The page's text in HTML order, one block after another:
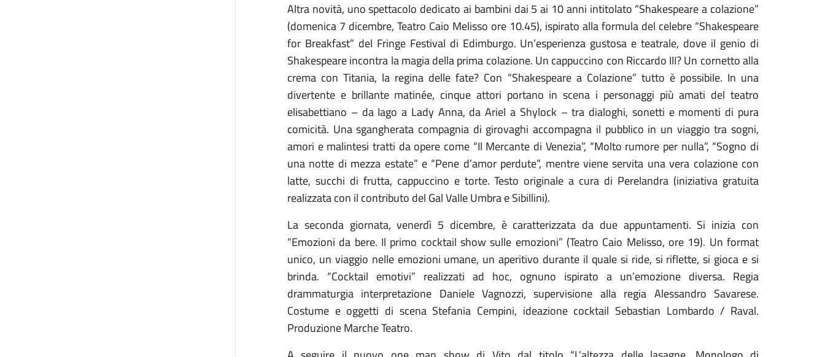
Altra novità, uno spettacolo dedicato ai bambini dai 5 ai 10 anni intitolato “Shakespeare a colazione”
(domenica 7 dicembre, Teatro Caio Melisso ore 10.45), ispirato alla formula del celebre “Shakespeare
for Breakfast” del Fringe Festival di Edimburgo. Un’esperienza gustosa e teatrale, dove il genio di
Shakespeare incontra la magia della prima colazione. Un cappuccino con Riccardo III? Un cornetto alla
crema con Titania, la regina delle fate? Con “Shakespeare a Colazione” tutto è possibile. In una
divertente e brillante matinée, cinque attori portano in scena i personaggi più amati del teatro
elisabettiano – da Iago a Lady Anna, da Ariel a Shylock – tra dialoghi, sonetti e momenti di pura
comicità. Una sgangherata compagnia di girovaghi accompagna il pubblico in un viaggio tra sogni,
amori e malintesi tratti da opere come “Il Mercante di Venezia”, “Molto rumore per nulla”, “Sogno di
una notte di mezza estate” e “Pene d’amor perdute”, mentre viene servita una vera colazione con
latte, succhi di frutta, cappuccino e torte. Testo originale a cura di Perelandra (iniziativa gratuita
realizzata con il contributo del Gal Valle Umbra e Sibillini).
La seconda giornata, venerdì 5 dicembre, è caratterizzata da due appuntamenti. Si inizia con
“Emozioni da bere. Il primo cocktail show sulle emozioni” (Teatro Caio Melisso, ore 19). Un format
unico, un viaggio nelle emozioni umane, un aperitivo durante il quale si ride, si riflette, si gioca e si
brinda. “Cocktail emotivi” realizzati ad hoc, ognuno ispirato a un’emozione diversa. Regia
drammaturgia interpretazione Daniele Vagnozzi, supervisione alla regia Alessandro Savarese.
Costume e oggetti di scena Stefania Cempini, ideazione cocktail Sebastian Lombardo / Raval.
Produzione Marche Teatro.